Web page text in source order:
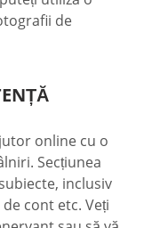
de
online cu o
Secțiunea
inclusiv
cont etc. Veți